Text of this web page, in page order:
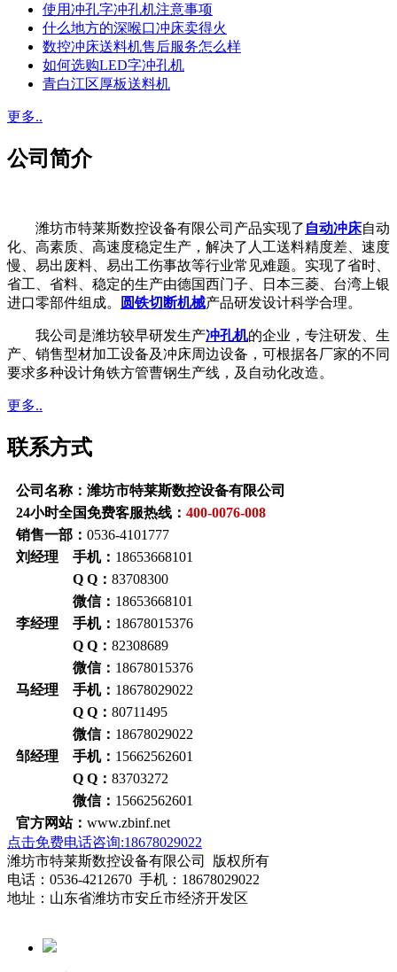
使用冲孔字冲孔机注意事项
什么地方的深喉口冲床卖得火
数控冲床送料机售后服务怎么样
如何选购LED字冲孔机
青白江区厚板送料机
更多..
公司简介
潍坊市特莱斯数控设备有限公司产品实现了 自动冲床自动
化、高素质、高速度稳定生产，解决了人工送料精度差、速度
慢、易出废料、易出工伤事故等行业常见难题。实现了省时、
省工、省料、稳定的生产由德国西门子、日本三菱、台湾上银
进口零部件组成。
圆铁切断机械产品研发设计科学合理。
我公司是潍坊较早研发生产冲孔机的企业，专注研发、生
产、销售型材加工设备及冲床周边设备，可根据各厂家的不同
要求多种设计角铁方管曹钢生产线，及自动化改造。
更多..
联系方式
公司名称：潍坊市特莱斯数控设备有限公司
24小时全国免费客服热线： 400-0076-008
销售一部： 0536-4101777
刘经理 手机： 18653668101
Q Q： 83708300
微信： 18653668101
李经理 手机： 18678015376
Q Q： 82308689
微信： 18678015376
马经理 手机： 18678029022
Q Q： 80711495
微信： 18678029022
邹经理 手机： 15662562601
Q Q： 83703272
微信： 15662562601
官方网站： www.zbinf.net
点击免费电话咨询:18678029022
潍坊市特莱斯数控设备有限公司 版权所有
电话：0536-4212670 手机：18678029022
地址：山东省潍坊市安丘市经济开发区